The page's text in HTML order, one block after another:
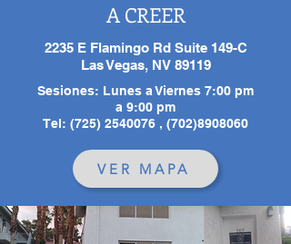
A CREER
2235 E Flamingo Rd Suite 149-C
Las Vegas, NV 89119
Sesiones: Lunes a Viernes 7:00 pm
a 9:00 pm
Tel: (725) 2540076 , (702)8908060
VER MAPA